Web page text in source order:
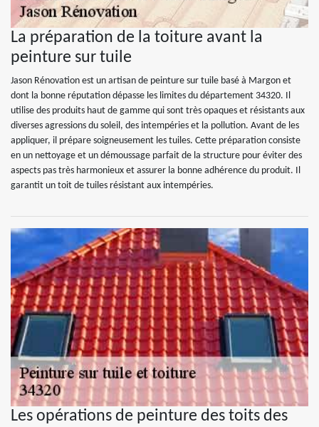
La préparation de la toiture avant la
peinture sur tuile
Jason Rénovation est un artisan de peinture sur tuile basé à Margon et
dont la bonne réputation dépasse les limites du département 34320. Il
utilise des produits haut de gamme qui sont très opaques et résistants aux
diverses agressions du soleil, des intempéries et la pollution. Avant de les
appliquer, il prépare soigneusement les tuiles. Cette préparation consiste
en un nettoyage et un démoussage parfait de la structure pour éviter des
aspects pas très harmonieux et assurer la bonne adhérence du produit. Il
garantit un toit de tuiles résistant aux intempéries.
Les opérations de peinture des toits des